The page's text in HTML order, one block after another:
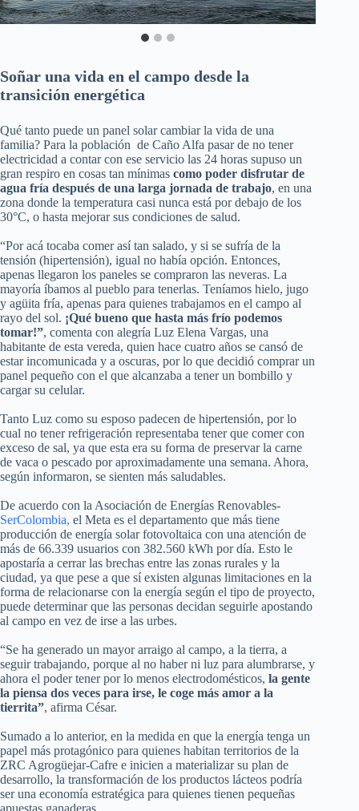
Soñar una vida en el campo desde la
transición energética
Qué tanto puede un panel solar cambiar la vida de una
familia? Para la población de Caño Alfa pasar de no tener
electricidad a contar con ese servicio las 24 horas supuso un
gran respiro en cosas tan mínimas como poder disfrutar de
agua fría después de una larga jornada de trabajo, en una
zona donde la temperatura casi nunca está por debajo de los
30°C, o hasta mejorar sus condiciones de salud.
“Por acá tocaba comer así tan salado, y si se sufría de la
tensión (hipertensión), igual no había opción. Entonces,
apenas llegaron los paneles se compraron las neveras. La
mayoría íbamos al pueblo para tenerlas. Teníamos hielo, jugo
y agüita fría, apenas para quienes trabajamos en el campo al
rayo del sol. ¡Qué bueno que hasta más frío podemos
tomar!”, comenta con alegría Luz Elena Vargas, una
habitante de esta vereda, quien hace cuatro años se cansó de
estar incomunicada y a oscuras, por lo que decidió comprar un
panel pequeño con el que alcanzaba a tener un bombillo y
cargar su celular.
Tanto Luz como su esposo padecen de hipertensión, por lo
cual no tener refrigeración representaba tener que comer con
exceso de sal, ya que esta era su forma de preservar la carne
de vaca o pescado por aproximadamente una semana. Ahora,
según informaron, se sienten más saludables.
De acuerdo con la Asociación de Energías Renovables-
SerColombia, el Meta es el departamento que más tiene
producción de energía solar fotovoltaica con una atención de
más de 66.339 usuarios con 382.560 kWh por día. Esto le
apostaría a cerrar las brechas entre las zonas rurales y la
ciudad, ya que pese a que sí existen algunas limitaciones en la
forma de relacionarse con la energía según el tipo de proyecto,
puede determinar que las personas decidan seguirle apostando
al campo en vez de irse a las urbes.
“Se ha generado un mayor arraigo al campo, a la tierra, a
seguir trabajando, porque al no haber ni luz para alumbrarse, y
ahora el poder tener por lo menos electrodomésticos, la gente
la piensa dos veces para irse, le coge más amor a la
tierrita”, afirma César.
Sumado a lo anterior, en la medida en que la energía tenga un
papel más protagónico para quienes habitan territorios de la
ZRC Agrogüejar-Cafre e inicien a materializar su plan de
desarrollo, la transformación de los productos lácteos podría
ser una economía estratégica para quienes tienen pequeñas